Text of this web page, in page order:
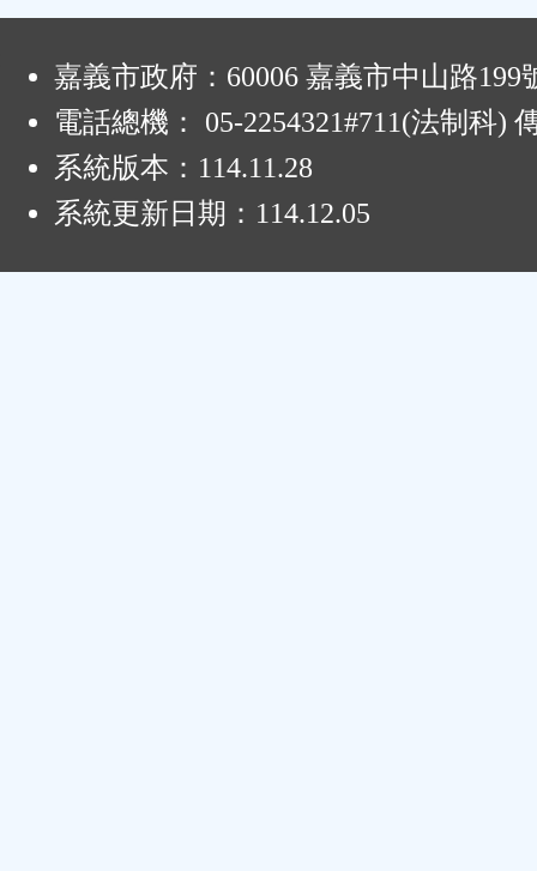
嘉義市政府：60006 嘉義市中山路199
電話總機： 05-2254321#711(法制科)
系統版本： 114.11.28
系統更新日期： 114.12.05